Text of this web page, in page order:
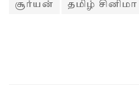
சூர்யன் தமிழ் சினிமா